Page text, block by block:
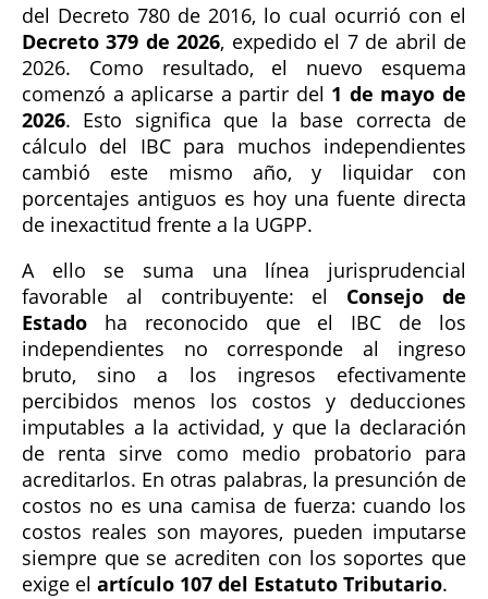
del Decreto 780 de 2016, lo cual ocurrió con el
Decreto 379 de 2026, expedido el 7 de abril de
2026. Como resultado, el nuevo esquema
comenzó a aplicarse a partir del 1 de mayo de
2026. Esto significa que la base correcta de
cálculo del IBC para muchos independientes
cambió este mismo año, y liquidar con
porcentajes antiguos es hoy una fuente directa
de inexactitud frente a la UGPP.
A ello se suma una línea jurisprudencial
favorable al contribuyente: el Consejo de
Estado ha reconocido que el IBC de los
independientes no corresponde al ingreso
bruto, sino a los ingresos efectivamente
percibidos menos los costos y deducciones
imputables a la actividad, y que la declaración
de renta sirve como medio probatorio para
acreditarlos. En otras palabras, la presunción de
costos no es una camisa de fuerza: cuando los
costos reales son mayores, pueden imputarse
siempre que se acrediten con los soportes que
exige el artículo 107 del Estatuto Tributario.